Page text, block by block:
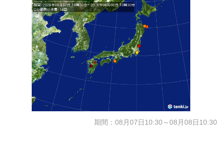
期間：08月07日10:30～08月08日10:30